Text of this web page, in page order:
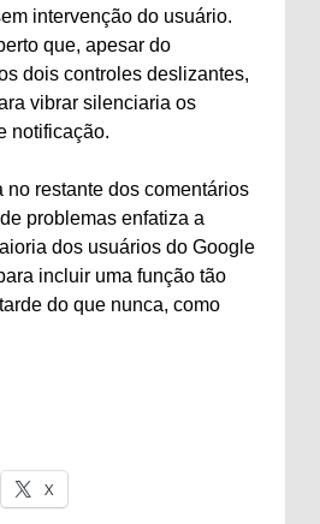
intervenção do usuário.
que, apesar do
dois controles deslizantes,
vibrar silenciaria os
notificação.
no restante dos comentários
problemas enfatiza a
dos usuários do Google
incluir uma função tão
do que nunca, como
X